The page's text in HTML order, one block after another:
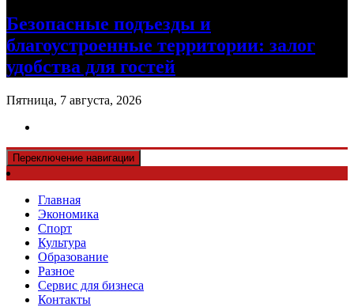
Безопасные подъезды и
благоустроенные территории: залог
удобства для гостей
Пятница, 7 августа, 2026
Переключение навигации
Главная
Экономика
Спорт
Культура
Образование
Разное
Сервис для бизнеса
Контакты